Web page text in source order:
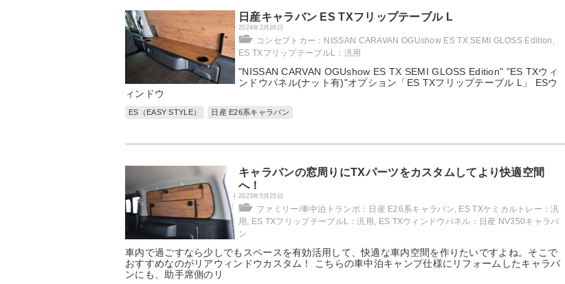
日産キャラバン ES TXフリップテーブル L
2024年2月26日
コンセプトカー：NISSAN CARAVAN OGUshow ES TX SEMI GLOSS Edition ,
ES TXフリップテーブルL：汎用
"NISSAN CARVAN OGUshow ES TX SEMI GLOSS Edition" "ES TXウィ
ンドウパネル(ナット有)"オプション「ES TXフリップテーブル L」 ESウ
ィンドウ
ES（EASY STYLE） 日産 E26系キャラバン
キャラバンの窓周りにTXパーツをカスタムしてより快適空間
へ！
2023年5月25日
ファミリー/車中泊トランポ：日産 E26系キャラバン, ES TXケミカルトレー：汎
用 , ES TXフリップテーブルL：汎用 , ES TXウィンドウパネル：日産 NV350キャラバ
ン
車内で過ごすなら少しでもスペースを有効活用して、快適な車内空間を作りたいですよね。そこで
おすすめなのがリアウィンドウカスタム！ こちらの車中泊キャンプ仕様にリフォームしたキャラバ
ンにも、助手席側のリ